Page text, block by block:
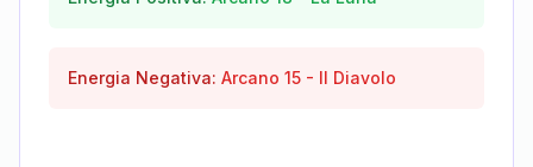
Energia Negativa: Arcano 15 - Il Diavolo